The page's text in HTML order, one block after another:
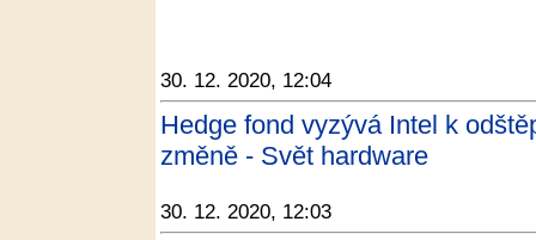
30. 12. 2020, 12:04
Hedge fond vyzývá Intel k
změně - Svět hardware
30. 12. 2020, 12:03